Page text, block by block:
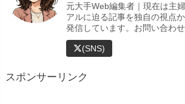
元大手Web編集者｜現在は主
アルに迫る記事を独自の視点
発信しています。お問い合わ
(SNS)
スポンサーリンク